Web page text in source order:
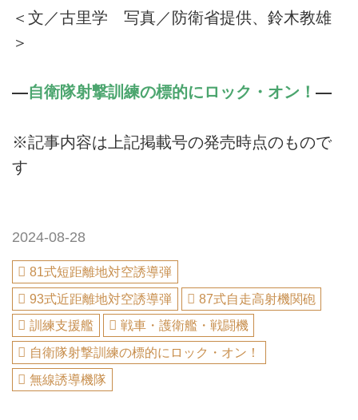
＜文／古里学 写真／防衛省提供、鈴木教雄
＞
―自衛隊射撃訓練の標的にロック・オン！ ―
※記事内容は上記掲載号の発売時点のもので
す
2024-08-28
81式短距離地対空誘導弾
93式近距離地対空誘導弾
87式自走高射機関砲
訓練支援艦
戦車・護衛艦・戦闘機
自衛隊射撃訓練の標的にロック・オン！
無線誘導機隊